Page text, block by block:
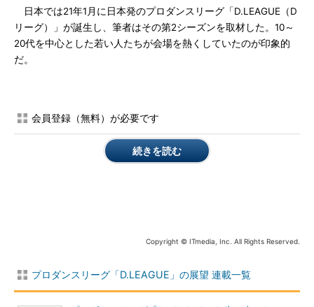
日本では21年1月に日本発のプロダンスリーグ「D.LEAGUE（D
リーグ）」が誕生し、筆者はその第2シーズンを取材した。10～
20代を中心とした若い人たちが会場を熱くしていたのが印象的
だ。
会員登録（無料）が必要です
続きを読む
Copyright © ITmedia, Inc. All Rights Reserved.
プロダンスリーグ「D.LEAGUE」の展望 連載一覧